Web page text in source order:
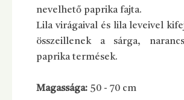
nevelhető paprika fajta.
Lila virágaival és lila leveivel
összeillenek a sárga,
paprika termések.
Magassága: 50 - 70 cm